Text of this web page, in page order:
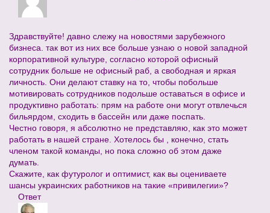
Здравствуйте! давно слежу на новостями зарубежного
бизнеса. так вот из них все больше узнаю о новой западной
корпоративной культуре, согласно которой офисный
сотрудник больше не офисный раб, а свободная и яркая
личность. Они делают ставку на то, чтобы побольше
мотивировать сотрудников подольше оставаться в офисе и
продуктивно работать: прям на работе они могут отвлечься
бильярдом, сходить в бассейн или даже поспать.
Честно говоря, я абсолютно не представляю, как это может
работать в нашей стране. Хотелось бы , конечно, стать
членом такой команды, но пока сложно об этом даже
думать.
Скажите, как футуролог и оптимист, как вы оцениваете
шансы украинских работников на такие «привилегии»?
Ответ